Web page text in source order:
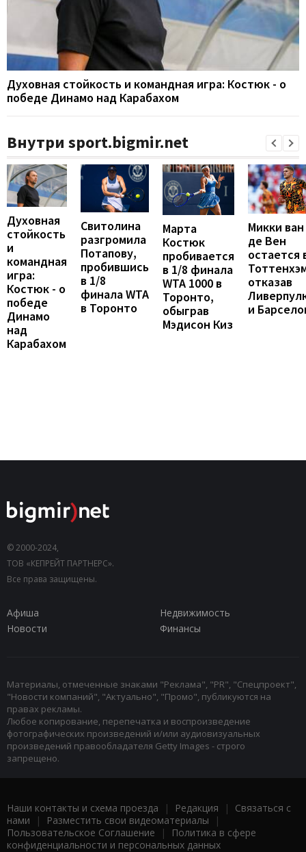
Духовная стойкость и командная игра: Костюк - о
победе Динамо над Карабахом
Внутри sport.bigmir.net
Духовная
стойкость
и
командная
игра:
Костюк - о
победе
Динамо
над
Карабахом
Свитолина
разгромила
Потапову,
пробившись
в 1/8
финала WTA
в Торонто
Марта
Костюк
пробивается
в 1/8 финала
WTA 1000 в
Торонто,
обыграв
Мэдисон Киз
Микки ван
де Вен
остается
отказав
и
© 2000-2024,
ТОВ «КЕПРЕЙТ ПАРТНЕРС».
Все права защищены.
Афиша
Недвижимость
Новости
Финансы
Материалы, отмеченные знаками "Реклама", "PR", "Спецпроект",
"Новости компаний", "Актуально", "Промо", публикуются на
правах рекламы.
Любое копирование, перепечатка и воспроизведение
фотографических произведений и/или аудиовизуальных
произведений правообладателя Getty Images - строго
запрещено.
Наши контакты и схема проезда | Редакция | Связаться с
нами | Разместить свои видеоматериалы |
Пользовательское Соглашение |
Политика в сфере
конфиденциальности и персональных данных